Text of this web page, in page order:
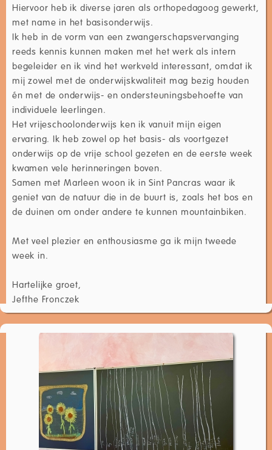
Hiervoor heb ik diverse jaren als orthopedagoog gewerkt,
met name in het basisonderwijs.
Ik heb in de vorm van een zwangerschapsvervanging
reeds kennis kunnen maken met het werk als intern
begeleider en ik vind het werkveld interessant, omdat ik
mij zowel met de onderwijskwaliteit mag bezig houden
én met de onderwijs- en ondersteuningsbehoefte van
individuele leerlingen.
Het vrijeschoolonderwijs ken ik vanuit mijn eigen
ervaring. Ik heb zowel op het basis- als voortgezet
onderwijs op de vrije school gezeten en de eerste week
kwamen vele herinneringen boven.
Samen met Marleen woon ik in Sint Pancras waar ik
geniet van de natuur die in de buurt is, zoals het bos en
de duinen om onder andere te kunnen mountainbiken.
Met veel plezier en enthousiasme ga ik mijn tweede
week in.
Hartelijke groet,
Jefthe Fronczek